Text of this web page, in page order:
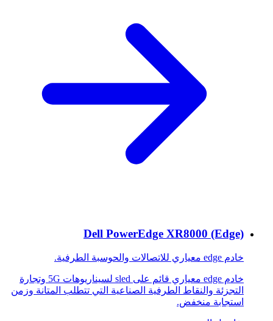
Dell PowerEdge XR8000 (Edge)
خادم edge معياري للاتصالات والحوسبة الطرفية.
خادم edge معياري قائم على sled لسيناريوهات 5G وتجارة
التجزئة والنقاط الطرفية الصناعية التي تتطلب المتانة وزمن
استجابة منخفض.